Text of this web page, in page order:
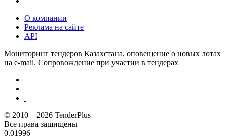
О компании
Реклама на сайте
API
Мониторинг тендеров Казахстана, оповещение о новых лотах
на e-mail. Сопровождение при участии в тендерах
© 2010—2026 TenderPlus
Все права защищены
0.01996